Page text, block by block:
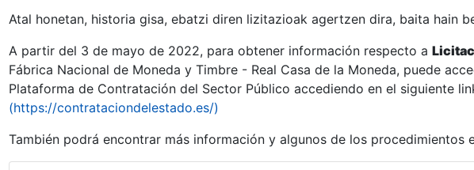
Erakutsi/Ezkutatu
Erakutsi/Ezkutatu
Erakutsi/Ezkutatu
Erakutsi/Ezkutatu
Atal honetan, historia gisa, ebatzi diren lizitazioak agertzen dira, baita hain
A partir del 3 de mayo de 2022, para obtener información respecto a
Fábrica Nacional de Moneda y Timbre - Real Casa de la Moneda, puede
Plataforma de Contratación del Sector Público accediendo en el siguiente
(https://contrataciondelestado.es/)
También podrá encontrar más información y algunos de los procedimientos